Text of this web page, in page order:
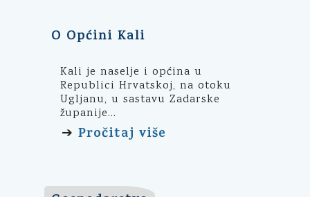
O Općini Kali
Kali je naselje i općina u
Republici Hrvatskoj, na otoku
Ugljanu, u sastavu Zadarske
županije...
➔ Pročitaj više